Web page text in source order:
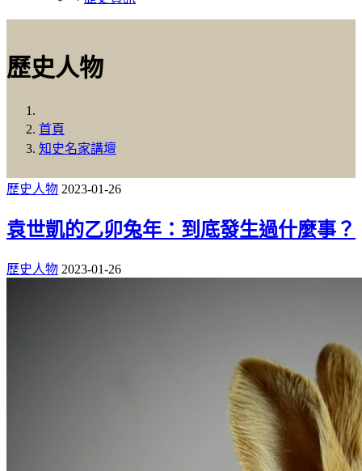
歷史人物
首頁
知史名家講壇
歷史人物 2023-01-26
袁世凱的乙卯兔年：到底發生過什麼事？
歷史人物 2023-01-26